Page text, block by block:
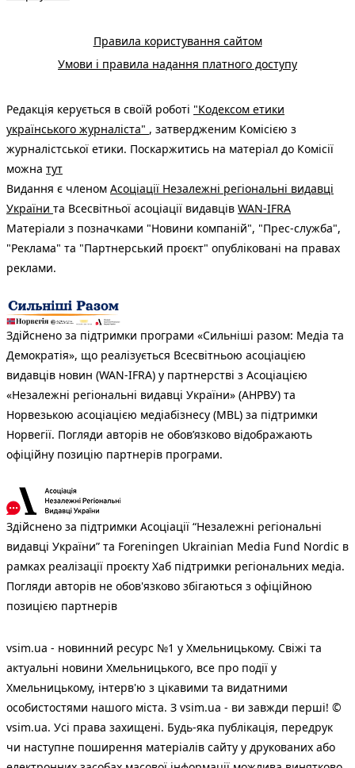
Правила користування сайтом
Умови і правила надання платного доступу
Редакція керується в своїй роботі "Кодексом етики
українського журналіста" , затвердженим Комісією з
журналістської етики. Поскаржитись на матеріал до Комісії
можна тут
Видання є членом Асоціації Незалежні регіональні видавці
України та Всесвітньої асоціації видавців WAN-IFRA
Матеріали з позначками "Новини компаній", "Прес-служба",
"Реклама" та "Партнерський проєкт" опубліковані на правах
реклами.
Здійснено за підтримки програми «Сильніші разом: Медіа та
Демократія», що реалізується Всесвітньою асоціацією
видавців новин (WAN-IFRA) у партнерстві з Асоціацією
«Незалежні регіональні видавці України» (АНРВУ) та
Норвезькою асоціацією медіабізнесу (MBL) за підтримки
Норвегії. Погляди авторів не обов’язково відображають
офіційну позицію партнерів програми.
Здійснено за підтримки Асоціації “Незалежні регіональні
видавці України” та Foreningen Ukrainian Media Fund Nordic в
рамках реалізації проєкту Хаб підтримки регіональних медіа.
Погляди авторів не обов'язково збігаються з офіційною
позицією партнерів
vsim.ua - новинний ресурс №1 у Хмельницькому. Свіжі та
актуальні новини Хмельницького, все про події у
Хмельницькому, інтерв'ю з цікавими та видатними
особистостями нашого міста. З vsim.ua - ви завжди перші! ©
vsim.ua. Усі права захищені. Будь-яка публiкацiя, передрук
чи наступне поширення матеріалів сайту у друкованих або